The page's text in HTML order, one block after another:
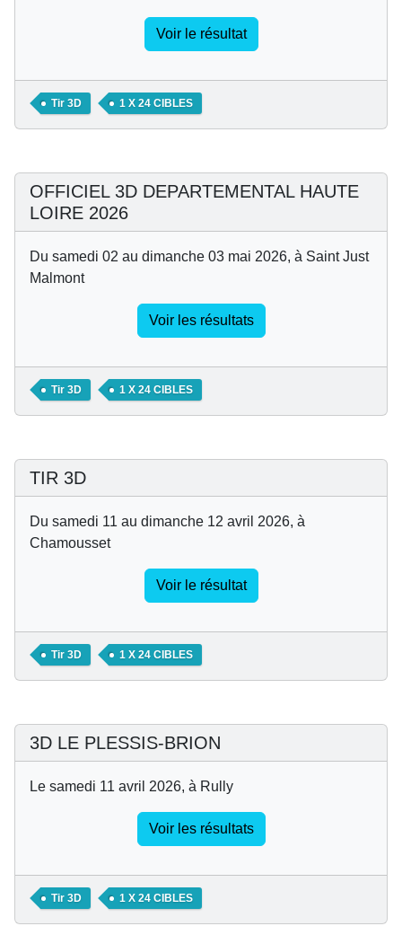
Voir le résultat
Tir 3D 1 X 24 CIBLES
OFFICIEL 3D DEPARTEMENTAL HAUTE
LOIRE 2026
Du samedi 02 au dimanche 03 mai 2026, à Saint Just
Malmont
Voir les résultats
Tir 3D 1 X 24 CIBLES
TIR 3D
Du samedi 11 au dimanche 12 avril 2026, à
Chamousset
Voir le résultat
Tir 3D 1 X 24 CIBLES
3D LE PLESSIS-BRION
Le samedi 11 avril 2026, à Rully
Voir les résultats
Tir 3D 1 X 24 CIBLES